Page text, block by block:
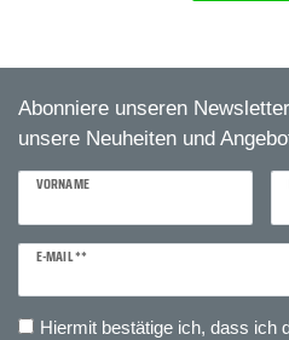
Abonniere unseren
unsere Neuheiten und
VORNAME
E-MAIL **
Newsletter
Hiermit bestätige ich, dass ich